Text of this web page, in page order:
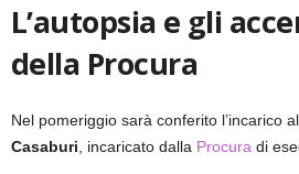
L’autopsia e gli
della Procura
Nel pomeriggio sarà conferito l’incarico
Casaburi , incaricato dalla Procura di